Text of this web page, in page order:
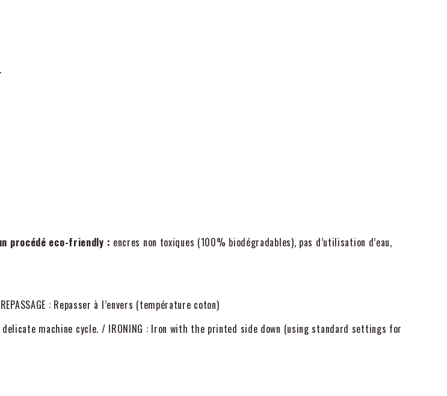
procédé eco-friendly : encres non toxiques (100% biodégradables), pas d’utilisation d’eau,
: Repasser à l’envers (température coton)
machine cycle. / IRONING : Iron with the printed side down (using standard settings for